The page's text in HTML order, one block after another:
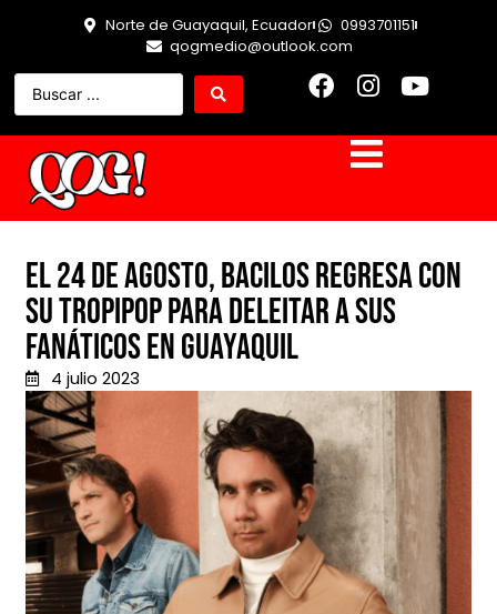
Norte de Guayaquil, Ecuador
0993701151
qogmedio@outlook.com
El 24 de agosto, Bacilos regresa con
su tropipop para deleitar a sus
fanáticos en Guayaquil
4 julio 2023